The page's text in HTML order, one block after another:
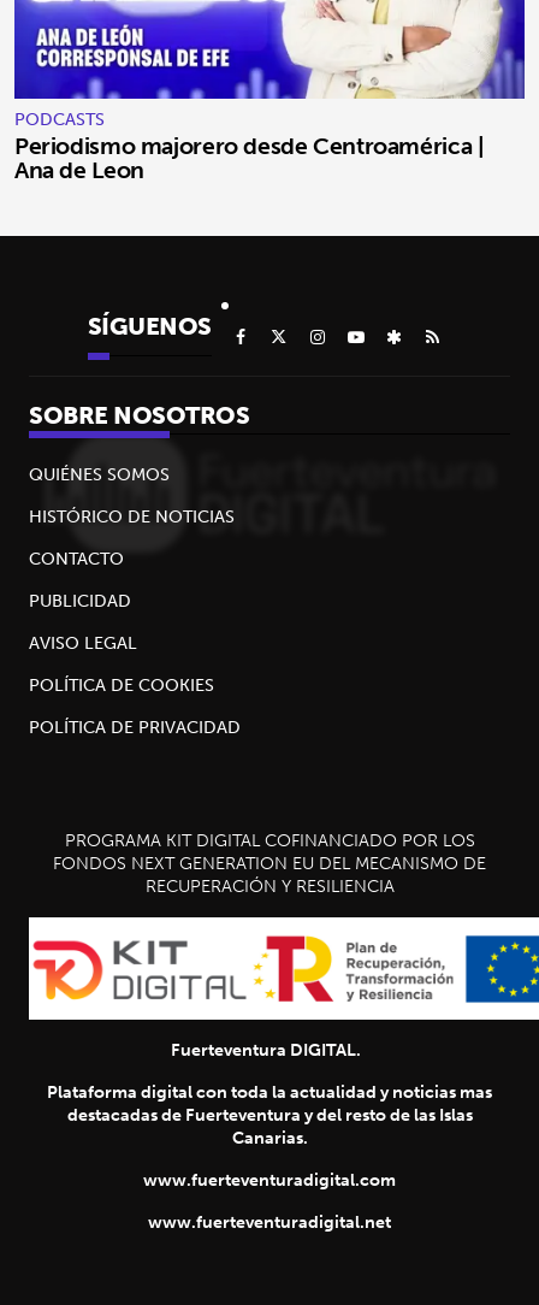
PODCASTS
Periodismo majorero desde Centroamérica |
Ana de Leon
SÍGUENOS
SOBRE NOSOTROS
QUIÉNES SOMOS
HISTÓRICO DE NOTICIAS
CONTACTO
PUBLICIDAD
AVISO LEGAL
POLÍTICA DE COOKIES
POLÍTICA DE PRIVACIDAD
PROGRAMA KIT DIGITAL COFINANCIADO POR LOS
FONDOS NEXT GENERATION EU DEL MECANISMO DE
RECUPERACIÓN Y RESILIENCIA
Fuerteventura DIGITAL.
Plataforma digital con toda la actualidad y noticias mas
destacadas de Fuerteventura y del resto de las Islas
Canarias.
www.fuerteventuradigital.com
www.fuerteventuradigital.net